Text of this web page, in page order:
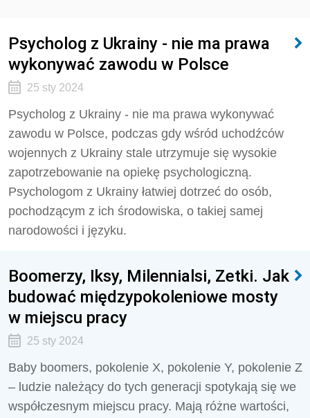
Psycholog z Ukrainy - nie ma prawa
wykonywać zawodu w Polsce
25 sty 2024
Psycholog z Ukrainy - nie ma prawa wykonywać
zawodu w Polsce, podczas gdy wśród uchodźców
wojennych z Ukrainy stale utrzymuje się wysokie
zapotrzebowanie na opiekę psychologiczną.
Psychologom z Ukrainy łatwiej dotrzeć do osób,
pochodzącym z ich środowiska, o takiej samej
narodowości i języku.
Boomerzy, Iksy, Milennialsi, Zetki. Jak
budować międzypokoleniowe mosty
w miejscu pracy
25 sty 2024
Baby boomers, pokolenie X, pokolenie Y, pokolenie Z
– ludzie należący do tych generacji spotykają się we
współczesnym miejscu pracy. Mają różne wartości,